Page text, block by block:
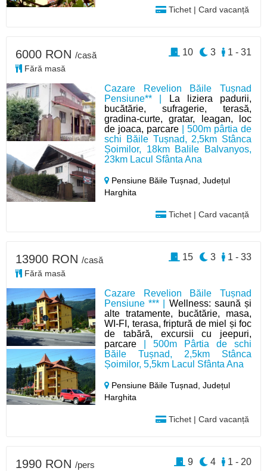
Tichet | Card vacanță
Cazare Revelion Băile Tușnad
Pensiune** |
La liziera padurii,
bucătărie, sufragerie, terasă,
gradina-curte, gratar, leagan, loc
de joaca, parcare | 500m pârtia de
schi Băile Tușnad, 2,5km Stânca
Șoimilor, 18km Balile Balvanyos,
23km Lacul Sfânta Ana
Pensiune Băile Tușnad,Județul
Harghita
Tichet | Card vacanță
6000 RON /casă
Fără masă
1 - 31
3
10
Cazare Revelion Băile Tușnad
Pensiune *** | Wellness: saună și
alte tratamente, bucătărie, masa,
WI-FI, terasa, friptură de miel și foc
de tabără, excursii cu jeepuri,
parcare | 500m Pârtia de schi
Băile Tușnad, 2,5km Stânca
Șoimilor, 5,5km Lacul Sfânta Ana
Pensiune Băile Tușnad,Județul
Harghita
Tichet | Card vacanță
13900 RON /casă
Fără masă
1 - 33
3
15
1990 RON /pers 1 - 20
4
9